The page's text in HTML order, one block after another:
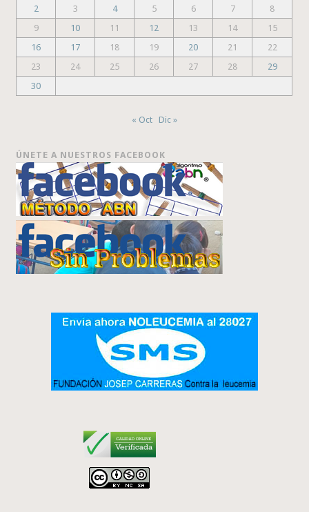
2
3 4 5 6 7
8
9
10 11 12 13 14
15
16
17 18 19 20 21
22
23
24 25 26 27 28
29
30
« Oct Dic »
ÚNETE A NUESTROS FACEBOOK